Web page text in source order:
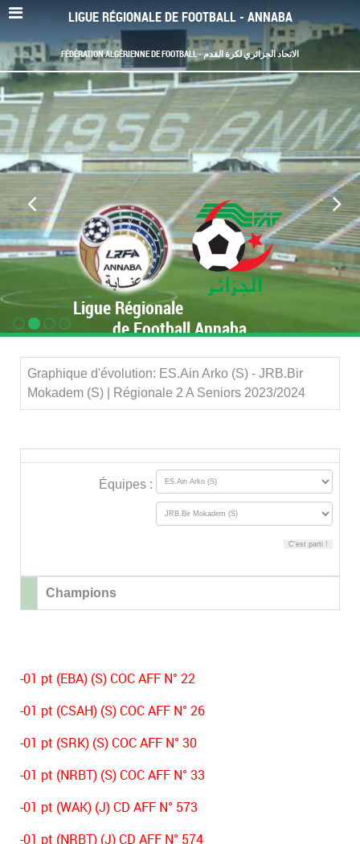
LIGUE RÉGIONALE DE FOOTBALL - ANNABA
FÉDÉRATION ALGÉRIENNE DE FOOTBALL - الاتحاد الجزائري لكرة القدم
Ligue Régionale
de Football Annaba
Graphique d'évolution: ES.Ain Arko (S) - JRB.Bir
Mokadem (S) | Régionale 2 A Seniors 2023/2024
Équipes :
Champions
-01 pt (EBA) (S) COC AFF N° 22
-01 pt (CSAH) (S) COC AFF N° 26
-01 pt (SRK) (S) COC AFF N° 30
-01 pt (NRBT) (S) COC AFF N° 33
-01 pt (WAK) (J) CD AFF N° 573
-01 pt (NRBT) (J) CD AFF N° 574